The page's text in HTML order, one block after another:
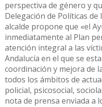
perspectiva de género y
Delegación de Políticas
alcalde propone que «el
inmediatamente al Plan
atención integral a las
Andalucía en el que se
coordinación y mejora de
todos los ámbitos de
policial, psicosocial,
nota de prensa enviada a